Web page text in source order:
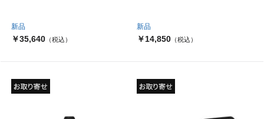
新品
￥35,640 （税込）
新品
￥14,850（税込）